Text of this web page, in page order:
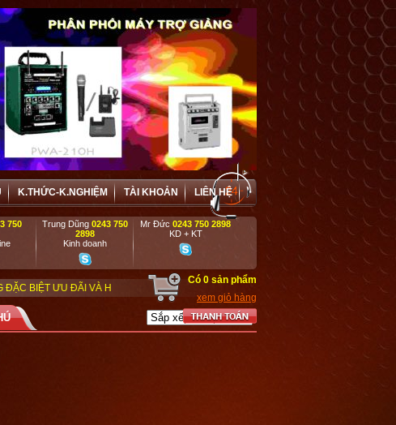
K.THỨC-K.NGHIỆM TÀI KHOẢN LIÊN HỆ
750
Trung Dũng 0243 750
2898
Kinh doanh
Mr Đức0243 750 2898
KD + KT
HỢP TÁC HIỆU QUẢ VỚI CÁC DOANH NGHIỆP, DỰ ÁN, TRƯỜNG HỌC, CƠ
Có 0 sản phẩm
xem giỏ hàng